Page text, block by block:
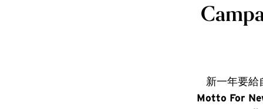
新一年要給
Motto For